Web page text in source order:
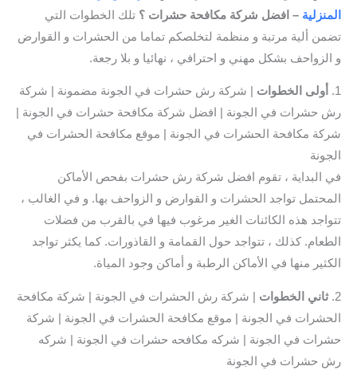
المنزلية – افضل شركة مكافحة حشرات ؟ تلك الخطوات التي
تضمن ألية مرتبة و منظمة لتخلصكم تماما من الحشرات و القوارض
و الزواحف بشكل مهني و احترافي ، نهائيا و بلا رجعة.
1. أولى الخطوات
| شركة رش حشرات في الجونة مضمونة | شركة
رش حشرات في الجونة | افضل شركة مكافحة حشرات في الجونة |
شركة مكافحة الحشرات في الجونة | موقع مكافحة الحشرات في
الجونة
في البداية ، تقوم افضل شركة رش حشرات بفحص الأماكن
المحتمل تواجد الحشرات و القوارض و الزواحف بها. و في الغالب ،
تتواجد هذه الكائنات الغير مرغوب فيها في بالقرب من فضلات
الطعام. كذلك ، تتواجد حول القمامة و القاذورات. كما يكثر تواجد
الكثير منها في الأماكن الرطبة و أماكن وجود المياة.
2. ثاني الخطوات | شركة رش الحشرات في الجونة | شركة مكافحة
الحشرات في الجونة | موقع مكافحة الحشرات في الجونة | شركة
حشرات في الجونة | شركه مكافحه حشرات في الجونة | شركه
رش حشرات في الجونة